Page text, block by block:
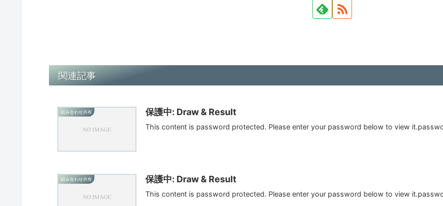
関連記事
組み合わせ共有 保護中: Draw & Result
This content is password protected. Please enter your password below to view
組み合わせ共有 保護中: Draw & Result
This content is password protected. Please enter your password below to view